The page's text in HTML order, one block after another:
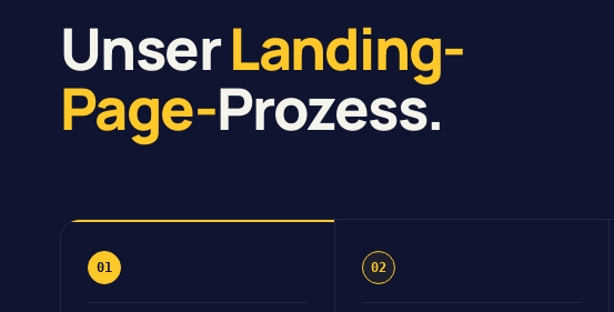
UnserLanding-
Page-Prozess.
01 02